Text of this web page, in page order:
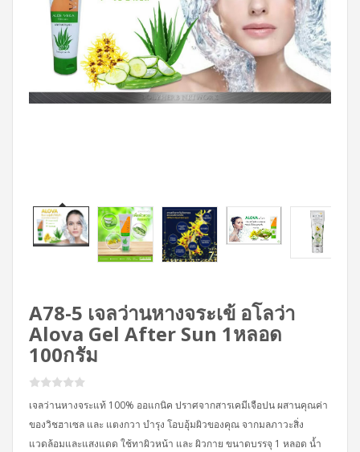
A78-5 เจลว่านหางจระเข้ อโลว่า
Alova Gel After Sun 1หลอด
100กรัม
เจลว่านหางจระแท้ 100% ออแกนิค ปราศจากสารเคมีเจือปน ผสานคุณค่า
ของวิชฮาเซล และ แตงกวา บำรุง โอบอุ้มผิวของคุณ จากมลภาวะสิ่ง
แวดล้อมและแสงแดด ใช้ทาผิวหน้า และ ผิวกาย ขนาดบรรจุ 1 หลอด น้ำ